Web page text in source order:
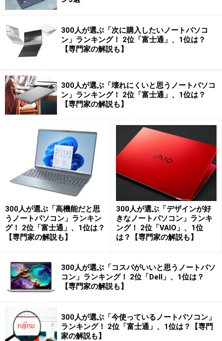
300人が選ぶ「次に購入したいノートパソコ
ン」ランキング！ 2位「富士通」、1位は？
【専門家の解説も】
300人が選ぶ「壊れにくいと思うノートパソコ
ン」ランキング！ 2位「富士通」、1位は？
【専門家の解説も】
300人が選ぶ「高機能だと思
うノートパソコン」ランキン
グ！ 2位「富士通」、1位は？
【専門家の解説も】
300人が選ぶ「デザインが好
きなノートパソコン」ランキ
ング！ 2位「VAIO」、1位
は？【専門家の解説も】
300人が選ぶ「コスパがいいと思うノートパソ
コン」ランキング！ 2位「Dell」、1位は？
【専門家の解説も】
300人が選ぶ「今使っているノートパソコン」
ランキング！ 2位「富士通」、1位は？【専門
家の解説も】